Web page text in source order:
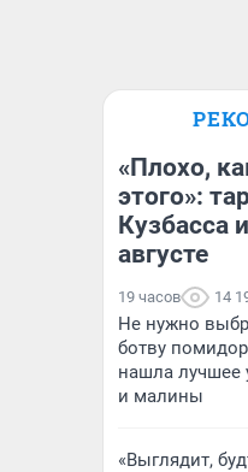
«Плохо,
этого»:
Кузбасса
августе
19 часов 14
Не нужно
ботву
нашла лучшее
и малины
«Выглядит,